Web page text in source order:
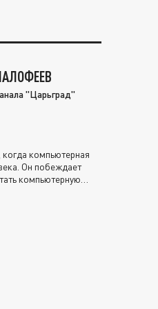
"Царьград"
компьютерная
Он побеждает
компьютерную